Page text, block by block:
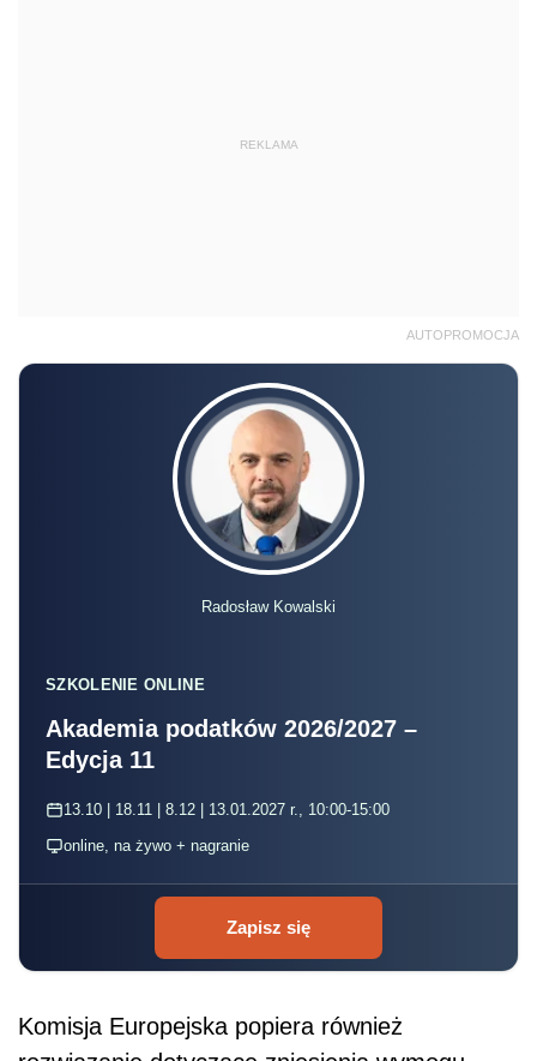
REKLAMA
AUTOPROMOCJA
Radosław Kowalski
SZKOLENIE ONLINE
Akademia podatków 2026/2027 –
Edycja 11
13.10 | 18.11 | 8.12 | 13.01.2027 r., 10:00-15:00
online, na żywo + nagranie
Zapisz się
Komisja Europejska popiera również